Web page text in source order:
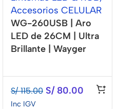
Accesorios CELULAR
WG-260USB | Aro
LED de 26CM | Ultra
Brillante | Wayger
S/115.00 S/80.00
Inc IGV